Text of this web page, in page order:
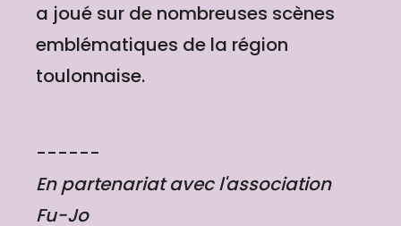
a joué sur de nombreuses scènes
emblématiques de la région
toulonnaise.
------
En partenariat avec l'association
Fu-Jo